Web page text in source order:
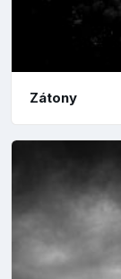
Zátony